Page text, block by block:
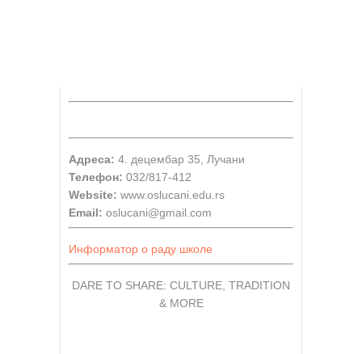
Адреса: 4. децембар 35, Лучани
Телефон: 032/817-412
Website: www.oslucani.edu.rs
Email: oslucani@gmail.com
Информатор о раду школе
DARE TO SHARE: CULTURE, TRADITION
& MORE